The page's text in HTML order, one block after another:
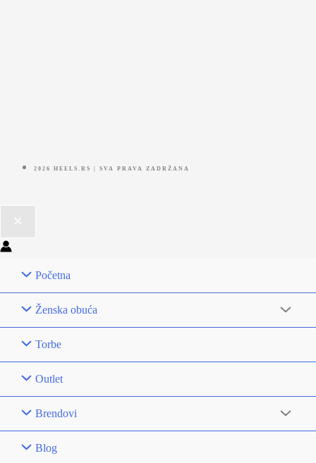
2026 HEELS.RS | SVA PRAVA ZADRŽANA
Početna
Ženska obuća
Torbe
Outlet
Brendovi
Blog